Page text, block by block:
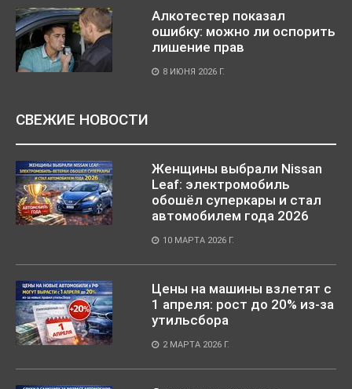
Алкотестер показал
ошибку: можно ли оспорить
лишение прав
8 ИЮНЯ 2026 Г.
СВЕЖИЕ НОВОСТИ
Женщины выбрали Nissan
Leaf: электромобиль
обошёл суперкары и стал
автомобилем года 2026
10 МАРТА 2026 Г.
Цены на машины взлетят с
1 апреля: рост до 20% из-за
утильсбора
2 МАРТА 2026 Г.